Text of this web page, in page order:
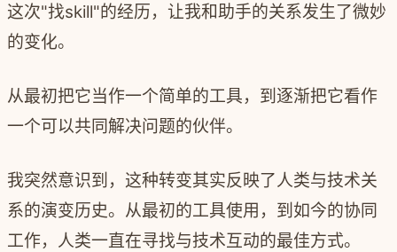
这次"找skill"的经历，让我和助手的关系发生了微妙
的变化。
从最初把它当作一个简单的工具，到逐渐把它看作
一个可以共同解决问题的伙伴。
我突然意识到，这种转变其实反映了人类与技术关
系的演变历史。从最初的工具使用，到如今的协同
工作，人类一直在寻找与技术互动的最佳方式。